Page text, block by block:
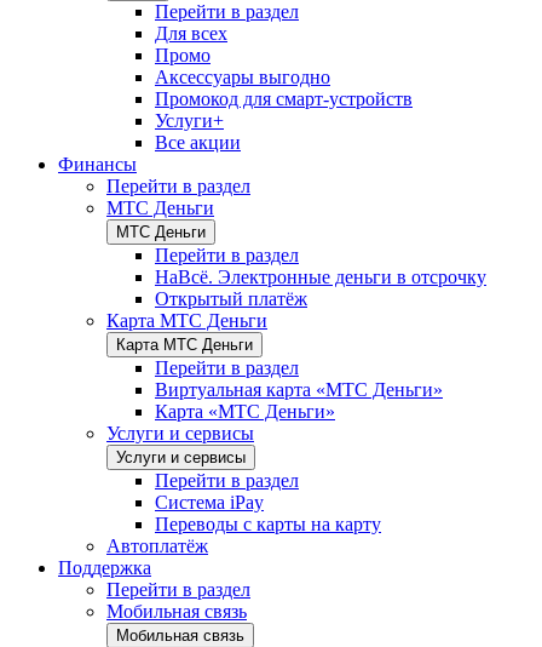
Перейти в раздел
Для всех
Промо
Аксессуары выгодно
Промокод для смарт-устройств
Услуги+
Все акции
Финансы
Перейти в раздел
МТС Деньги
МТС Деньги
Перейти в раздел
НаВсё. Электронные деньги в отсрочку
Открытый платёж
Карта МТС Деньги
Карта МТС Деньги
Перейти в раздел
Виртуальная карта «МТС Деньги»
Карта «МТС Деньги»
Услуги и сервисы
Услуги и сервисы
Перейти в раздел
Система iPay
Переводы с карты на карту
Автоплатёж
Поддержка
Перейти в раздел
Мобильная связь
Мобильная связь